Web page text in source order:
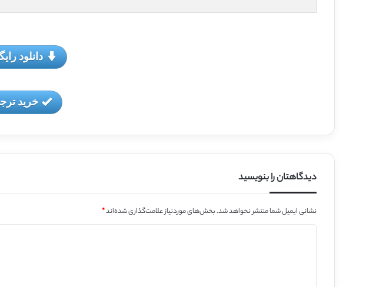
دانلود
خرید
دیدگاهتان را بنویسید
نشانی ایمیل شما منتشر نخواهد شد.بخش‌های موردنیاز علامت‌گذاری شده‌اند*